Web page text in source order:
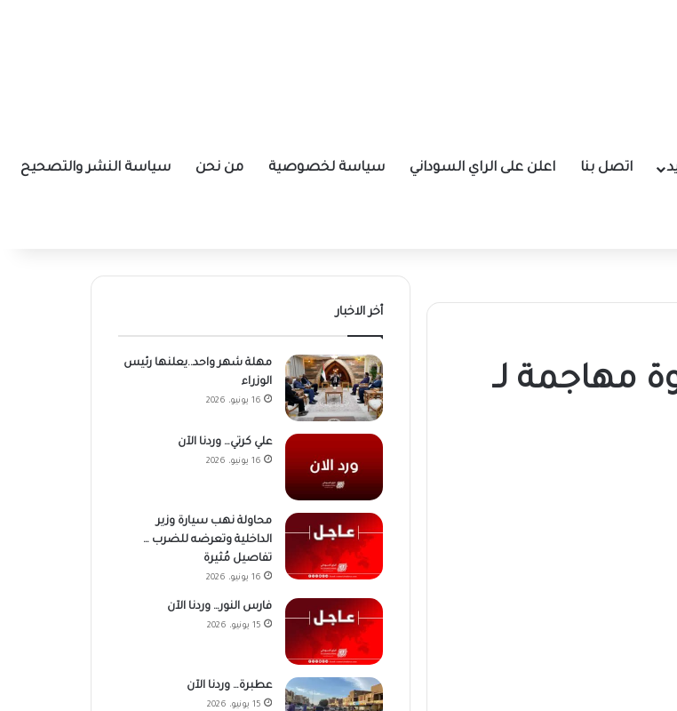
اتصل بنا اعلن على الراي السوداني سياسة لخصوصية من نحن سياسة النشر والتصحيح
مهاجمة لـ
أخر الاخبار
مهلة شهر واحد..يعلنها رئيس
الوزراء
16 يونيو، 2026
علي كرتي… وردنا الآن
16 يونيو، 2026
محاولة نهب سيارة وزير
الداخلية وتعرضه للضرب …
تفاصيل مُثيرة
16 يونيو، 2026
فارس النور… وردنا الآن
15 يونيو، 2026
عطبرة… وردنا الآن
15 يونيو، 2026